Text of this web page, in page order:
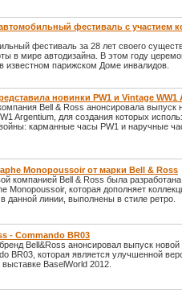
фестиваль с участием
фестиваль за 28 лет своего
в мире автодизайна. В этом году
известном парижском Доме инвалидов.
новинки PW1 и Vintage WW1
Bell & Ross анонсировала выпуск
Argentium, для создания которых
карманные часы PW1 и наручные
Monopoussoir от марки Bell & Ross
компанией Bell & Ross была
Monopoussoir, которая дополняет
данной линии, выполнены в стиле ретро.
- Commando BR03
Bell&Ross анонсировал выпуск
BR03, которая является улучшенной
BaselWorld 2012.